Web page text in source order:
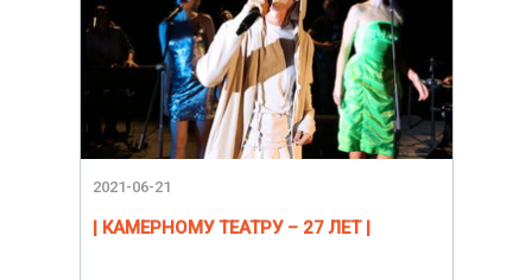
2021-06-21
| КАМЕРНОМУ ТЕАТРУ – 27 ЛЕТ |